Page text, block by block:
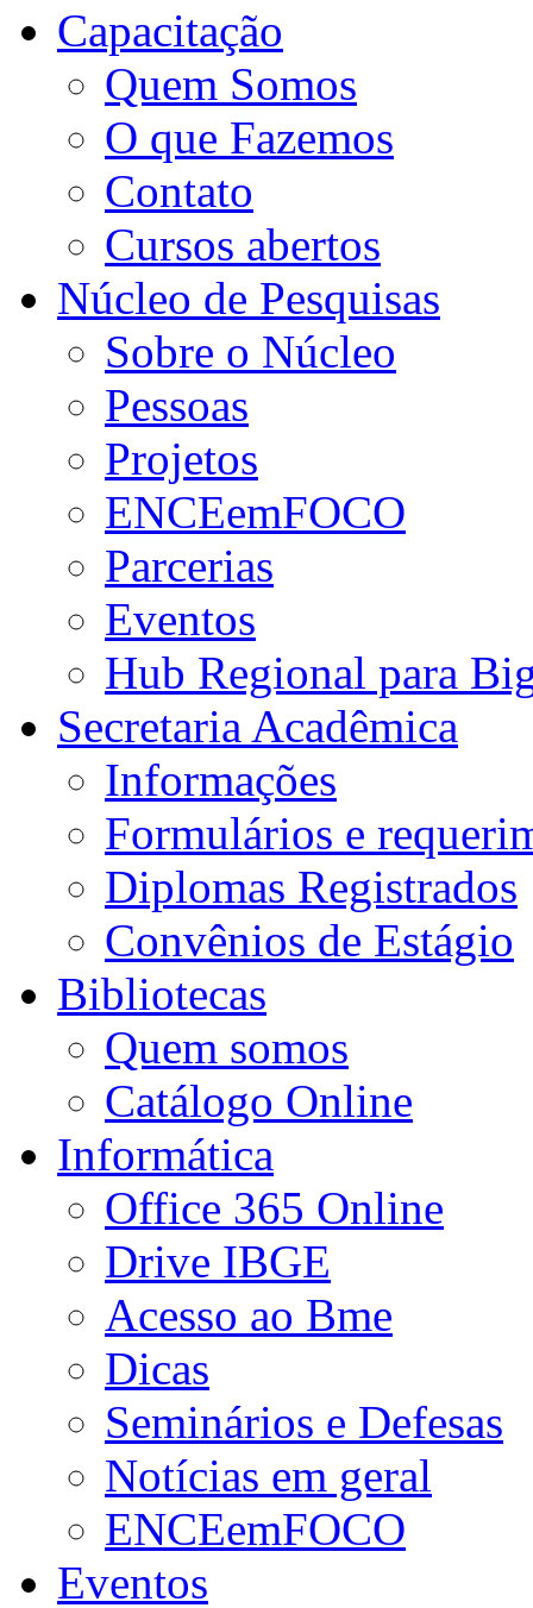
Capacitação
Quem Somos
O que Fazemos
Contato
Cursos abertos
Núcleo de Pesquisas
Sobre o Núcleo
Pessoas
Projetos
ENCEemFOCO
Parcerias
Eventos
Hub Regional para
Secretaria Acadêmica
Informações
Formulários e
Diplomas Registrados
Convênios de Estágio
Bibliotecas
Quem somos
Catálogo Online
Informática
Office 365 Online
Drive IBGE
Acesso ao Bme
Dicas
Seminários e Defesas
Notícias em geral
ENCEemFOCO
Eventos